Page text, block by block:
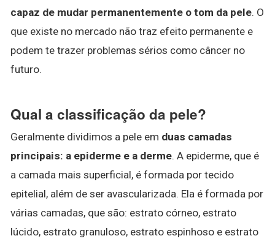
capaz de mudar permanentemente o tom da pele. O
que existe no mercado não traz efeito permanente e
podem te trazer problemas sérios como câncer no
futuro.
Qual a classificação da pele?
Geralmente dividimos a pele em duas camadas
principais: a epiderme e a derme. A epiderme, que é
a camada mais superficial, é formada por tecido
epitelial, além de ser avascularizada. Ela é formada por
várias camadas, que são: estrato córneo, estrato
lúcido, estrato granuloso, estrato espinhoso e estrato